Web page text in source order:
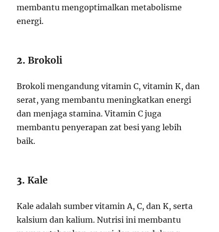
membantu mengoptimalkan metabolisme
energi.
2.Brokoli
Brokoli mengandung vitamin C, vitamin K, dan
serat, yang membantu meningkatkan energi
dan menjaga stamina. Vitamin C juga
membantu penyerapan zat besi yang lebih
baik.
3.Kale
Kale adalah sumber vitamin A, C, dan K, serta
kalsium dan kalium. Nutrisi ini membantu